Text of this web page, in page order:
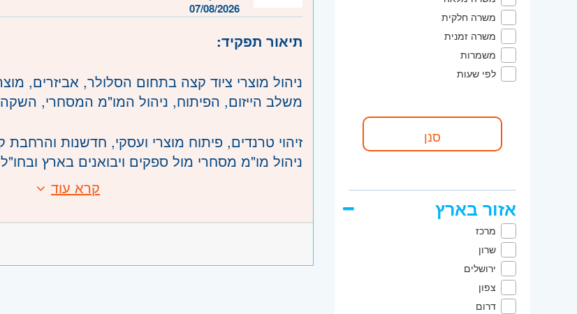
משרה חלקית
משרה זמנית
משמרות
לפי שעות
אזור בארץ
מרכז
שרון
ירושלים
צפון
דרום
07/08/2026
תיאור תפקיד:
ניהול מוצרי ציוד קצה בתחום הסלולר, אביזרים,
משלב הייזום, הפיתוח, ניהול המו"מ המסחרי,
זיהוי טרנדים, פיתוח מוצרי ועסקי, חדשנות והרחבת
ניהול מו"מ מסחרי מול ספקים ויבואנים בארץ
הקמת המוצרים במערכות החברה והשקה מסחרית
עבודה מול ממשקים - תפעול / IT / הנדסה / שיווק
היכרות נרחבת וניסיון מסחרי מוכח מול ספקים
קרא עוד